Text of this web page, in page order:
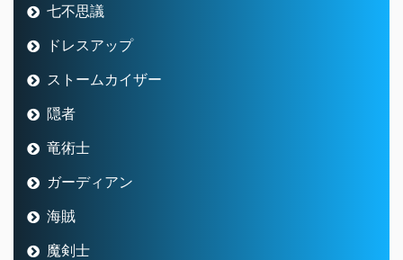
七不思議
ドレスアップ
ストームカイザー
隠者
竜術士
ガーディアン
海賊
魔剣士